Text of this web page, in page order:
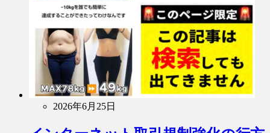
2026年6月25日